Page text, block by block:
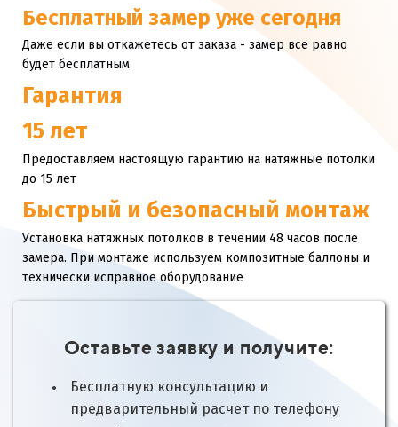
Бесплатный замер уже сегодня
Даже если вы откажетесь от заказа - замер все равно
будет бесплатным
Гарантия
15 лет
Предоставляем настоящую гарантию на натяжные потолки
до 15 лет
Быстрый и безопасный монтаж
Установка натяжных потолков в течении 48 часов после
замера. При монтаже используем композитные баллоны и
технически исправное оборудование
Оставьте заявку и получите:
Бесплатную консультацию и
предварительный расчет по телефону